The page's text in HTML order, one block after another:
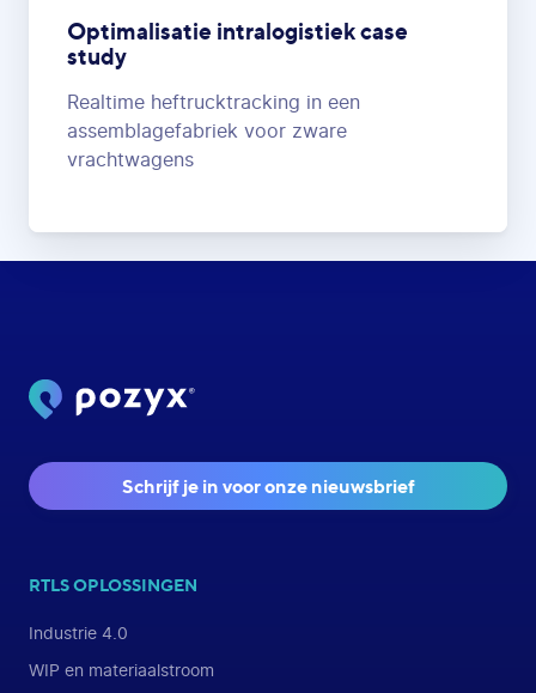
Optimalisatie intralogistiek case
study
Realtime heftrucktracking in een
assemblagefabriek voor zware
vrachtwagens
Schrijf je in voor onze nieuwsbrief
RTLS OPLOSSINGEN
Industrie 4.0
WIP en materiaalstroom